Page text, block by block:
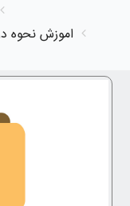
اموزش نحوه